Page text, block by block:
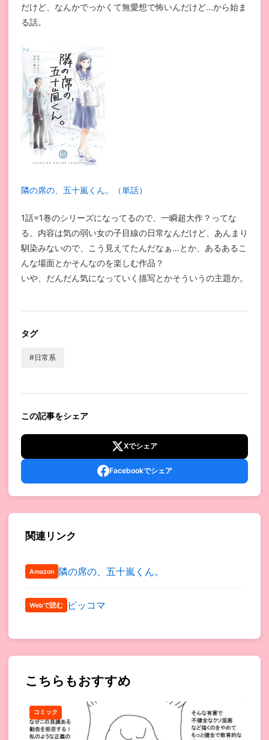
だけど、なんかでっかくて無愛想で怖いんだけど…から始ま
る話。
隣の席の、五十嵐くん。（単話）
1話=1巻のシリーズになってるので、一瞬超大作？ってな
る。内容は気の弱い女の子目線の日常なんだけど、あんまり
馴染みないので、こう見えてたんだなぁ…とか、あるあるこ
んな場面とかそんなのを楽しむ作品？
いや、だんだん気になっていく描写とかそういうの主題か。
タグ
#日常系
この記事をシェア
Xでシェア
Facebookでシェア
関連リンク
Amazon 隣の席の、五十嵐くん。
Webで読む ピッコマ
こちらもおすすめ
コミック